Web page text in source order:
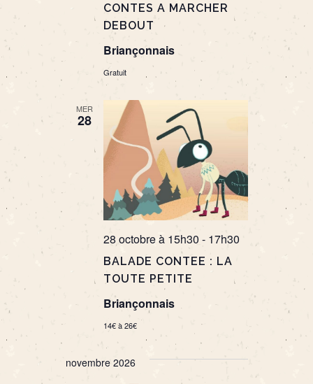
CONTES A MARCHER
DEBOUT
Briançonnais
Gratuit
MER
28
BALADE CONTEE : LA
TOUTE PETITE
28 octobre à 15h30 - 17h30
Briançonnais
14€ à 26€
novembre 2026